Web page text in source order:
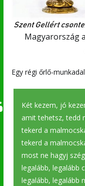
Magyarország
Egy régi őrlő-
Két kezem, jó
amit tehetsz, tedd
tekerd a
tekerd a
most ne hagyj
legalább, legalább
legalább, legalább